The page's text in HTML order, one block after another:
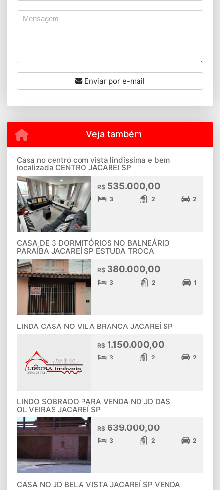
Enviar por e-mail
Veja também
Casa no centro com vista lindíssima e bem
localizada CENTRO JACAREI SP
R$ 535.000,00
3 2 2
CASA DE 3 DORMITÓRIOS NO BALNEÁRIO
PARAÍBA JACAREÍ SP ESTUDA TROCA
R$ 380.000,00
3 2 1
LINDA CASA NO VILA BRANCA JACAREÍ SP
R$ 1.150.000,00
3 2 2
LINDO SOBRADO PARA VENDA NO JD DAS
OLIVEIRAS JACAREÍ SP
R$ 639.000,00
3 2 2
CASA NO JD BELA VISTA JACAREÍ SP VENDA